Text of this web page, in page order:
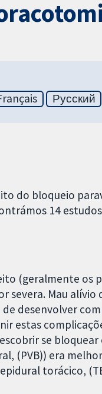
Русский
do bloqueio
14
(geralmente os
Mau alívio
desenvolver
estas
se
(PVB)) era
torácico,